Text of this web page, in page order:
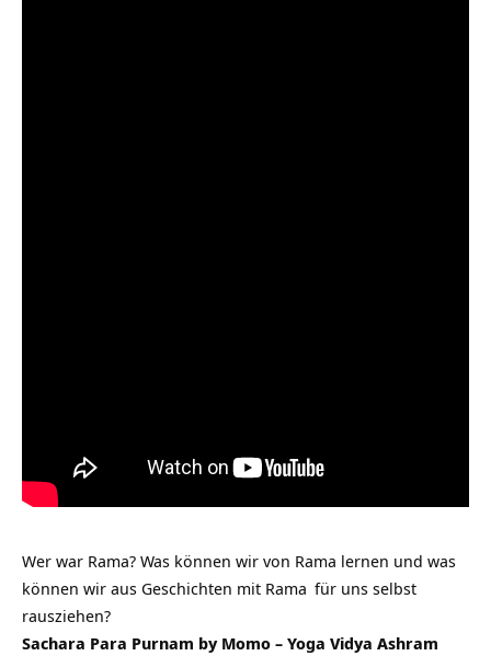
Wer war Rama? Was können wir von Rama lernen und was
können wir aus Geschichten mit Rama für uns selbst
rausziehen?
Sachara Para Purnam by Momo – Yoga Vidya Ashram